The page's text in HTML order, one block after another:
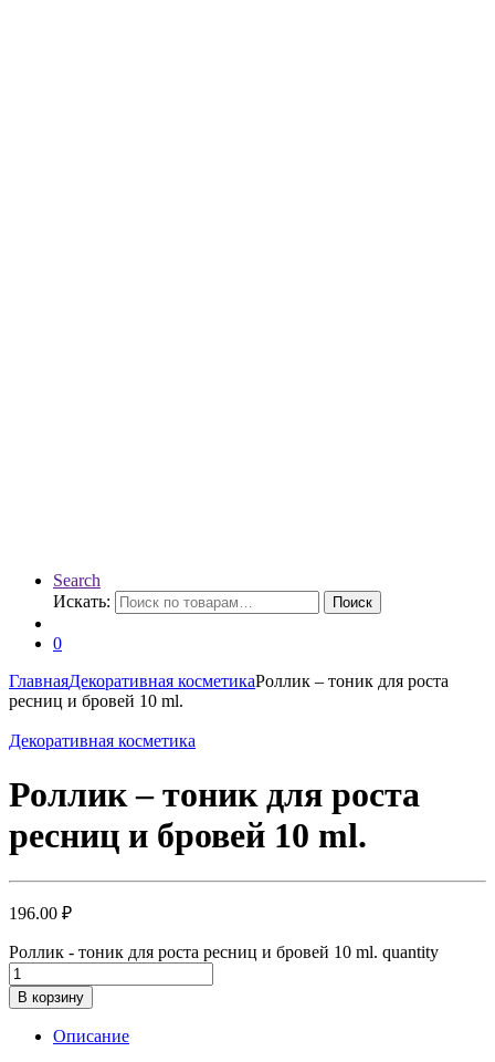
Search
Искать:
Поиск
0
ГлавнаяДекоративная косметикаРоллик – тоник для роста
ресниц и бровей 10 ml.
Декоративная косметика
Роллик – тоник для роста
ресниц и бровей 10 ml.
196.00 ₽
Роллик - тоник для роста ресниц и бровей 10 ml. quantity
В корзину
Описание